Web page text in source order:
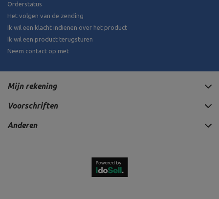
Orderstatus
Het volgen van de zending
Ik wil een klacht indienen over het product
Ik wil een product terugsturen
Neem contact op met
Mijn rekening
Voorschriften
Anderen